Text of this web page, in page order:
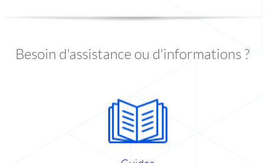
Besoin d'assistance ou d'informations ?